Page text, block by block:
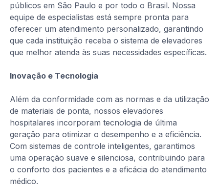
públicos em São Paulo e por todo o Brasil. Nossa
equipe de especialistas está sempre pronta para
oferecer um atendimento personalizado, garantindo
que cada instituição receba o sistema de elevadores
que melhor atenda às suas necessidades específicas.
Inovação e Tecnologia
Além da conformidade com as normas e da utilização
de materiais de ponta, nossos elevadores
hospitalares incorporam tecnologia de última
geração para otimizar o desempenho e a eficiência.
Com sistemas de controle inteligentes, garantimos
uma operação suave e silenciosa, contribuindo para
o conforto dos pacientes e a eficácia do atendimento
médico.